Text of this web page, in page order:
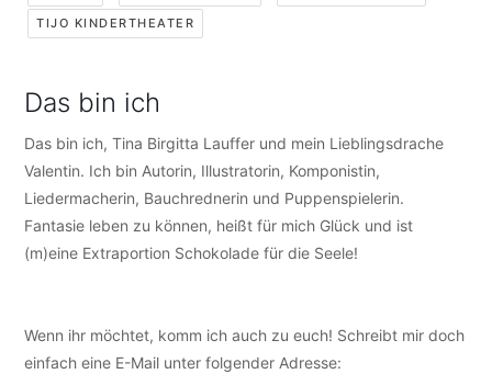
TIJO KINDERTHEATER
Das bin ich
Das bin ich, Tina Birgitta Lauffer und mein Lieblingsdrache
Valentin. Ich bin Autorin, Illustratorin, Komponistin,
Liedermacherin, Bauchrednerin und Puppenspielerin.
Fantasie leben zu können, heißt für mich Glück und ist
(m)eine Extraportion Schokolade für die Seele!
Wenn ihr möchtet, komm ich auch zu euch! Schreibt mir doch
einfach eine E-Mail unter folgender Adresse: